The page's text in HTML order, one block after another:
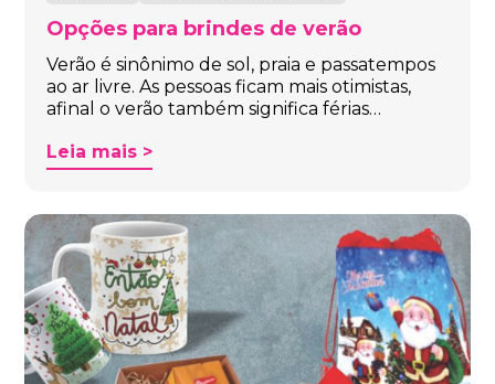
Opções para brindes de verão
Verão é sinônimo de sol, praia e passatempos
ao ar livre. As pessoas ficam mais otimistas,
afinal o verão também significa férias…
Leia mais >